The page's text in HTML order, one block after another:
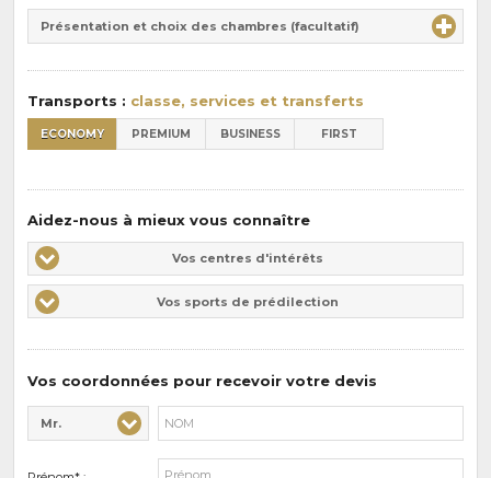
pension
:
Durée
Présentation et choix des chambres (facultatif)
Transports : classe, services et transferts
ECONOMY PREMIUM BUSINESS FIRST
Aidez-nous à mieux vous connaître
Vos
centres
d'intérêts
Vos centres d'intérêts
Vos
sports
de
Vos sports de prédilection
Vos coordonnées pour recevoir votre devis
Civilité* :
Mr.
Nom* :